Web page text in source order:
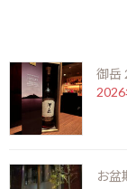
で、日本らしい和
に、ホワイトチョ
なっています。
まれたプレミアム
御岳
お盆